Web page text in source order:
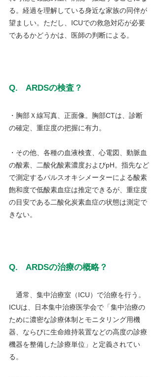
る。経過を理解している身近な家族の同伴が
望ましい。ただし、ICUでの救急対応が必要
であるかどうかは、医師の判断による。
Q.　ARDSの検査？
・胸部Ｘ線写真、正面像。胸部CTは、診断
の確定、重症度の把握に有力。
・その他、各種の血液検査、心電図、動脈血
の酸素、二酸化酸素濃度およびpH。指先など
で測定するパルスオキシメーターによる酸素
飽和度で低酸素血症は推定できるが、重症度
の目安である二酸化炭素血症の状態は測定で
きない。
Q.　ARDSの治療の概略？
通常、集中治療室（ICU）で治療を行う。
ICUは、日本集中治療医学会で「集中治療の
ために濃密な診療体制とモニタリング用機
器、ならびに生命維持装置などの高度の診療
機器を整備した診療単位」と定義されてい
る。